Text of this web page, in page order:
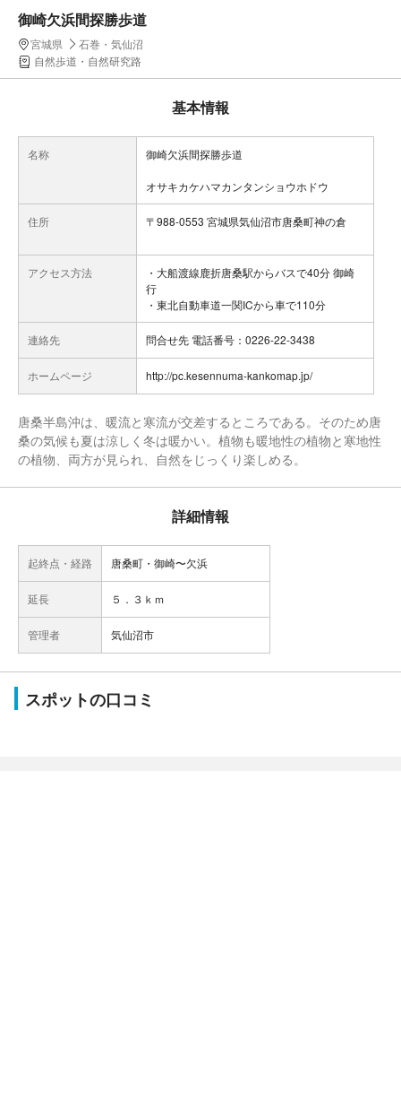
御崎欠浜間探勝歩道
宮城県
石巻・気仙沼
自然歩道・自然研究路
基本情報
名称 御崎欠浜間探勝歩道
オサキカケハマカンタンショウホドウ
住所 〒988-0553 宮城県気仙沼市唐桑町神の倉
アクセス方法
・大船渡線鹿折唐桑駅からバスで40分 御崎
行
・東北自動車道一関ICから車で110分
連絡先 問合せ先 電話番号：0226-22-3438
ホームページ http://pc.kesennuma-kankomap.jp/
唐桑半島沖は、暖流と寒流が交差するところである。そのため唐
桑の気候も夏は涼しく冬は暖かい。植物も暖地性の植物と寒地性
の植物、両方が見られ、自然をじっくり楽しめる。
詳細情報
起終点・経路 唐桑町・御崎〜欠浜
延長 ５．３ｋｍ
管理者 気仙沼市
スポットの口コミ